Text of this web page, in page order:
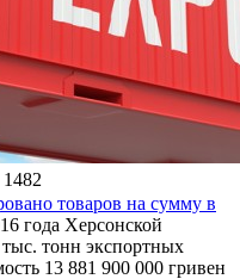
1482
товаров на сумму в
года Херсонской
тонн экспортных
13 881 900 000 гривен